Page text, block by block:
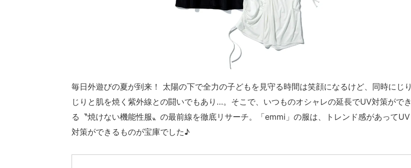
毎日外遊びの夏が到来！ 太陽の下で全力の子どもを見守る時間は笑顔になるけど、同時にじり
じりと肌を焼く紫外線との闘いでもあり…。そこで、いつものオシャレの延長でUV対策ができ
る〝焼けない機能性服〟の最前線を徹底リサーチ。「emmi」の服は、トレンド感があってUV
対策ができるものが宝庫でした♪